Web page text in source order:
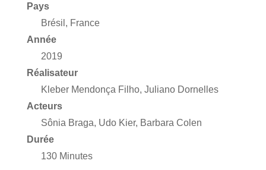
Pays
Brésil, France
Année
2019
Réalisateur
Kleber Mendonça Filho, Juliano Dornelles
Acteurs
Sônia Braga, Udo Kier, Barbara Colen
Durée
130 Minutes